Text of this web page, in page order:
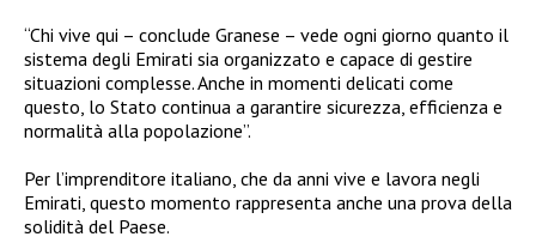
“Chi vive qui – conclude Granese – vede ogni giorno quanto il
sistema degli Emirati sia organizzato e capace di gestire
situazioni complesse. Anche in momenti delicati come
questo, lo Stato continua a garantire sicurezza, efficienza e
normalità alla popolazione”.
Per l’imprenditore italiano, che da anni vive e lavora negli
Emirati, questo momento rappresenta anche una prova della
solidità del Paese.